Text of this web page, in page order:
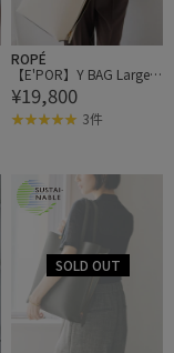
ROPÉ
【E'POR】Y BAG Large/A
4対応・通勤・26AW
¥19,800
3件